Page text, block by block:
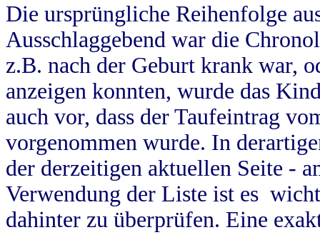
Die ursprüngliche Reihenfolge
Ausschlaggebend war die
z.B. nach der Geburt krank war,
anzeigen konnten, wurde das
auch vor, dass der Taufeintrag
vorgenommen wurde. In
der derzeitigen aktuellen Seite -
Verwendung der Liste ist es
dahinter zu überprüfen. Eine